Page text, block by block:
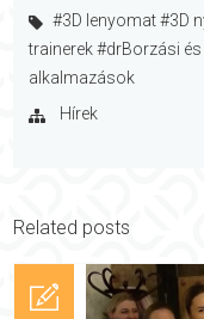
#3D lenyomat #3D
trainerek #drBorzási
alkalmazások
Hírek
Related posts